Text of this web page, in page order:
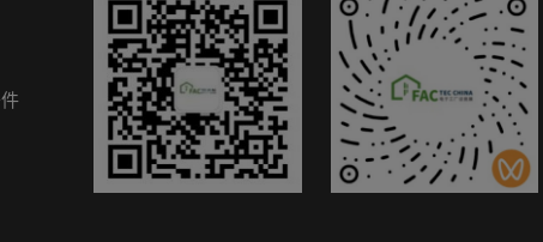
智慧会刊
展商名录
展品名录
参观指南